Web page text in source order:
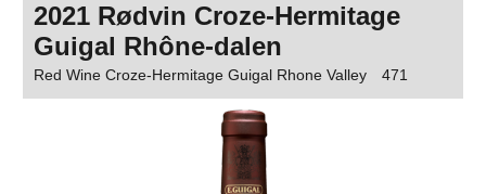
2021 Rødvin Croze-Hermitage
Guigal Rhône-dalen
Red Wine Croze-Hermitage Guigal Rhone Valley 471